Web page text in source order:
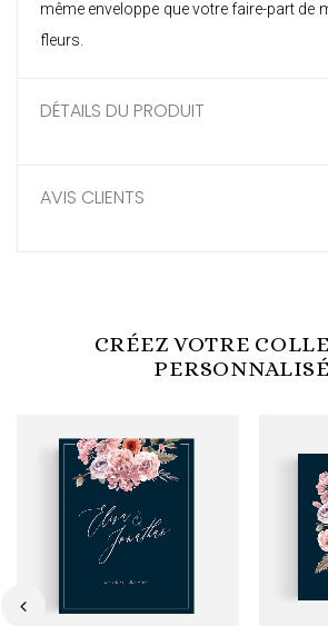
même enveloppe que votrefaire-part de
fleurs
DÉTAILS DU PRODUIT
AVIS CLIENTS
CRÉEZ VOTRE